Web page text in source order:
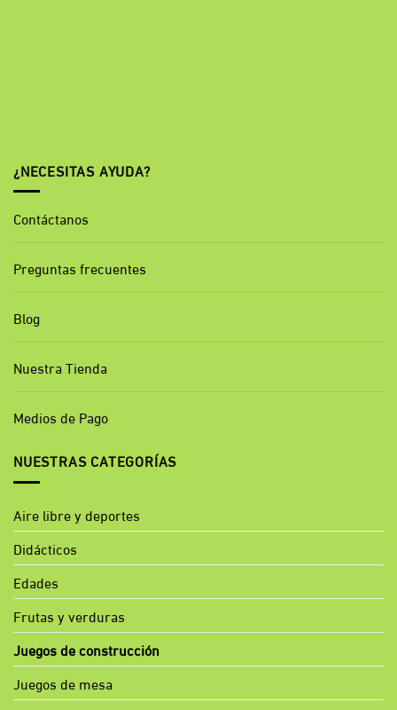
¿NECESITAS AYUDA?
Contáctanos
Preguntas frecuentes
Blog
Nuestra Tienda
Medios de Pago
NUESTRAS CATEGORÍAS
Aire libre y deportes
Didácticos
Edades
Frutas y verduras
Juegos de construcción
Juegos de mesa